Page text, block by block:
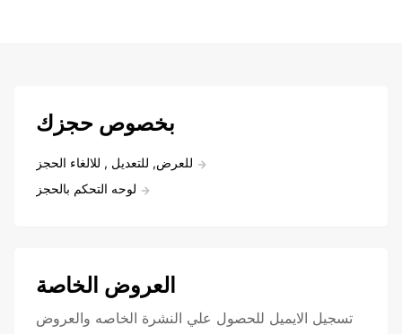
بخصوص حجزك
للعرض, للتعديل , للالغاء الحجز
لوحه التحكم بالحجز
العروض الخاصة
تسجيل الايميل للحصول علي النشرة الخاصه والعروض